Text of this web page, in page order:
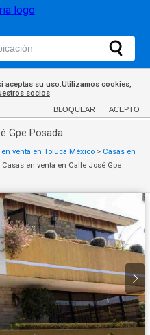
aceptas su uso.Utilizamos cookies,
socios
BLOQUEAR ACEPTO
Gpe Posada
en venta en Toluca México > Casas en
Casas en venta en Calle José Gpe